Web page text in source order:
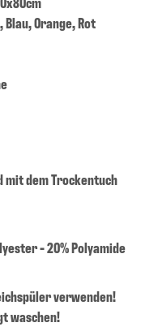
Orange, Rot
mit dem Trockentuch
- 20% Polyamide
verwenden!
waschen!